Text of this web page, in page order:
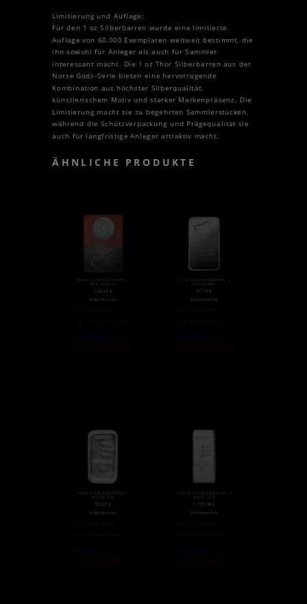
Limitierung und Auflage:
Für den 1 oz Silberbarren wurde eine limitierte
Auflage von 60.000 Exemplaren weltweit bestimmt, die
ihn sowohl für Anleger als auch für Sammler
interessant macht. Die 1 oz Thor Silberbarren aus der
Norse Gods-Serie bieten eine hervorragende
Kombination aus höchster Silberqualität,
künstlerischem Motiv und starker Markenpräsenz. Die
Limitierung macht sie zu begehrten Sammlerstücken,
während die Schützverpackung und Prägequalität sie
auch für langfristige Anleger attraktiv macht.
ÄHNLICHE PRODUKTE
100G SILBERBARREN |
DER MOND
144,54 €
Silberbarren
Weiterlesen
Nicht auf Lager
1 OZ SILBERBARREN |
VALCAMBI
37,19€
Silberbarren
Weiterlesen
Nicht auf Lager
100G SILBERBARREN |
METALOR
91,07 €
Silberbarren
Weiterlesen
Nicht auf Lager
1 KILO SILBERBARREN |
METALOR
1.739,39€
Silberbarren
Weiterlesen
Nicht auf Lager